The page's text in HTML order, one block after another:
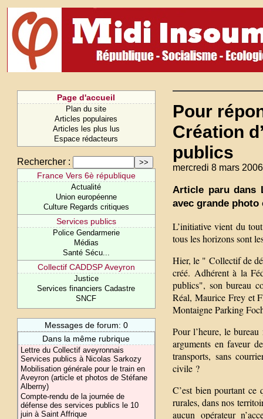
Page d'accueil
Plan du site
Articles populaires
Articles les plus lus
Espace rédacteurs
Rechercher :
France Vers 6è république
Actualité
Union européenne
Culture Regards critiques
Services publics
Police Gendarmerie
Médias
Santé Sécu...
Collectif CADDSP Aveyron
Justice
Services financiers Cadastre
SNCF
Messages de forum: 0
Dans la même rubrique
Lettre du Collectif aveyronnais
Services publics à Nicolas Sarkozy
Mobilisation générale pour le train en
Aveyron (article et photos de Stéfane
Alberny)
Compte-rendu de la journée de
défense des services publics le 10
juin à Saint Affrique
Pour
Création
publics
mercredi 8 mars
Article paru dans
avec grande photo
L’initiative vient du
tous les horizons sont
Hier, le " Collectif de
créé. Adhérent à la
publics", son bureau
Réal, Maurice Frey et
Montaigne Parking
Pour l’heure, le
arguments en faveur
transports, sans
civile ?
C’est bien pourtant ce
rurales, dans nos
aucun opérateur